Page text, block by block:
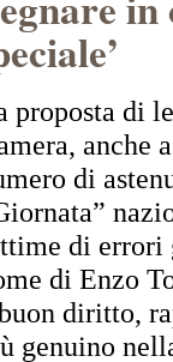
proposta di
anche
di
di
di Enzo
diritto,
genuino